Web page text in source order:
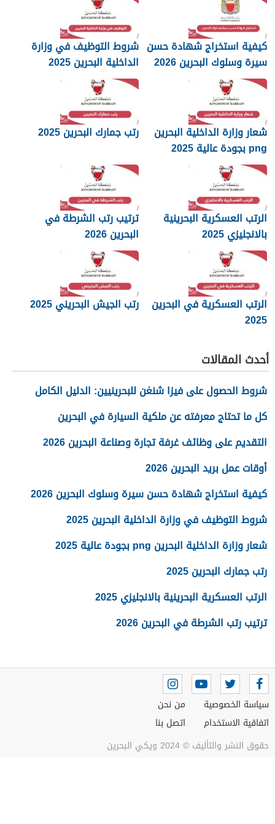
كيفية استخراج شهادة حسن
سيرة وسلوك البحرين 2026
شروط التوظيف في وزارة
الداخلية البحرين 2025
شعار وزارة الداخلية البحرين
png بجودة عالية 2025
رتب جمارك البحرين 2025
الرتب العسكرية البحرينية
بالانجليزي 2025
ترتيب رتب الشرطة في
البحرين 2026
الرتب العسكرية في البحرين
2025
رتب الجيش البحريني 2025
أحدث المقالات
شروط الحصول على فيزا شنغن للبحرينيين: الدليل الكامل
كل ما تحتاج معرفته عن ملكية السيارة في البحرين
التقديم على وظائف غرفة تجارة وصناعة البحرين 2026
أوقات عمل بريد البحرين 2026
كيفية استخراج شهادة حسن سيرة وسلوك البحرين 2026
شروط التوظيف في وزارة الداخلية البحرين 2025
شعار وزارة الداخلية البحرين png بجودة عالية 2025
رتب جمارك البحرين 2025
الرتب العسكرية البحرينية بالانجليزي 2025
ترتيب رتب الشرطة في البحرين 2026
سياسة الخصوصية
اتفاقية الاستخدام
من نحن
اتصل بنا
حقوق النشر والتأليف © 2024 ويكي البحرين